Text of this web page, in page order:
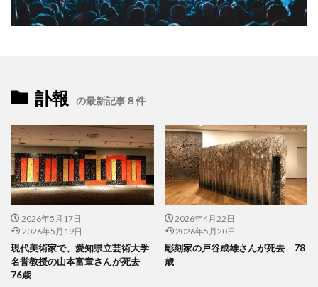
訃報 の最新記事８件
2026年5月17日
2026年5月19日
現代美術家で、愛知県立芸術大学
名誉教授の山本富章さんが死去
76歳
2026年4月22日
2026年5月20日
彫刻家の戸谷成雄さんが死去 78
歳